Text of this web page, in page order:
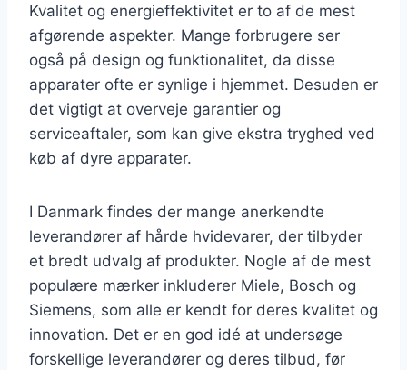
Kvalitet og energieffektivitet er to af de mest
afgørende aspekter. Mange forbrugere ser
også på design og funktionalitet, da disse
apparater ofte er synlige i hjemmet. Desuden er
det vigtigt at overveje garantier og
serviceaftaler, som kan give ekstra tryghed ved
køb af dyre apparater.
I Danmark findes der mange anerkendte
leverandører af hårde hvidevarer, der tilbyder
et bredt udvalg af produkter. Nogle af de mest
populære mærker inkluderer Miele, Bosch og
Siemens, som alle er kendt for deres kvalitet og
innovation. Det er en god idé at undersøge
forskellige leverandører og deres tilbud, før